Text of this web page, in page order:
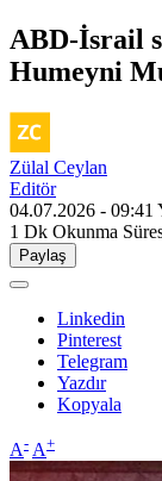
ABD-İsrail
Humeyni
Zülal Ceylan
Editör
04.07.2026 - 09:41
1 Dk Okunma
Paylaş
Linkedin
Pinterest
Telegram
Yazdır
Kopyala
A- A+